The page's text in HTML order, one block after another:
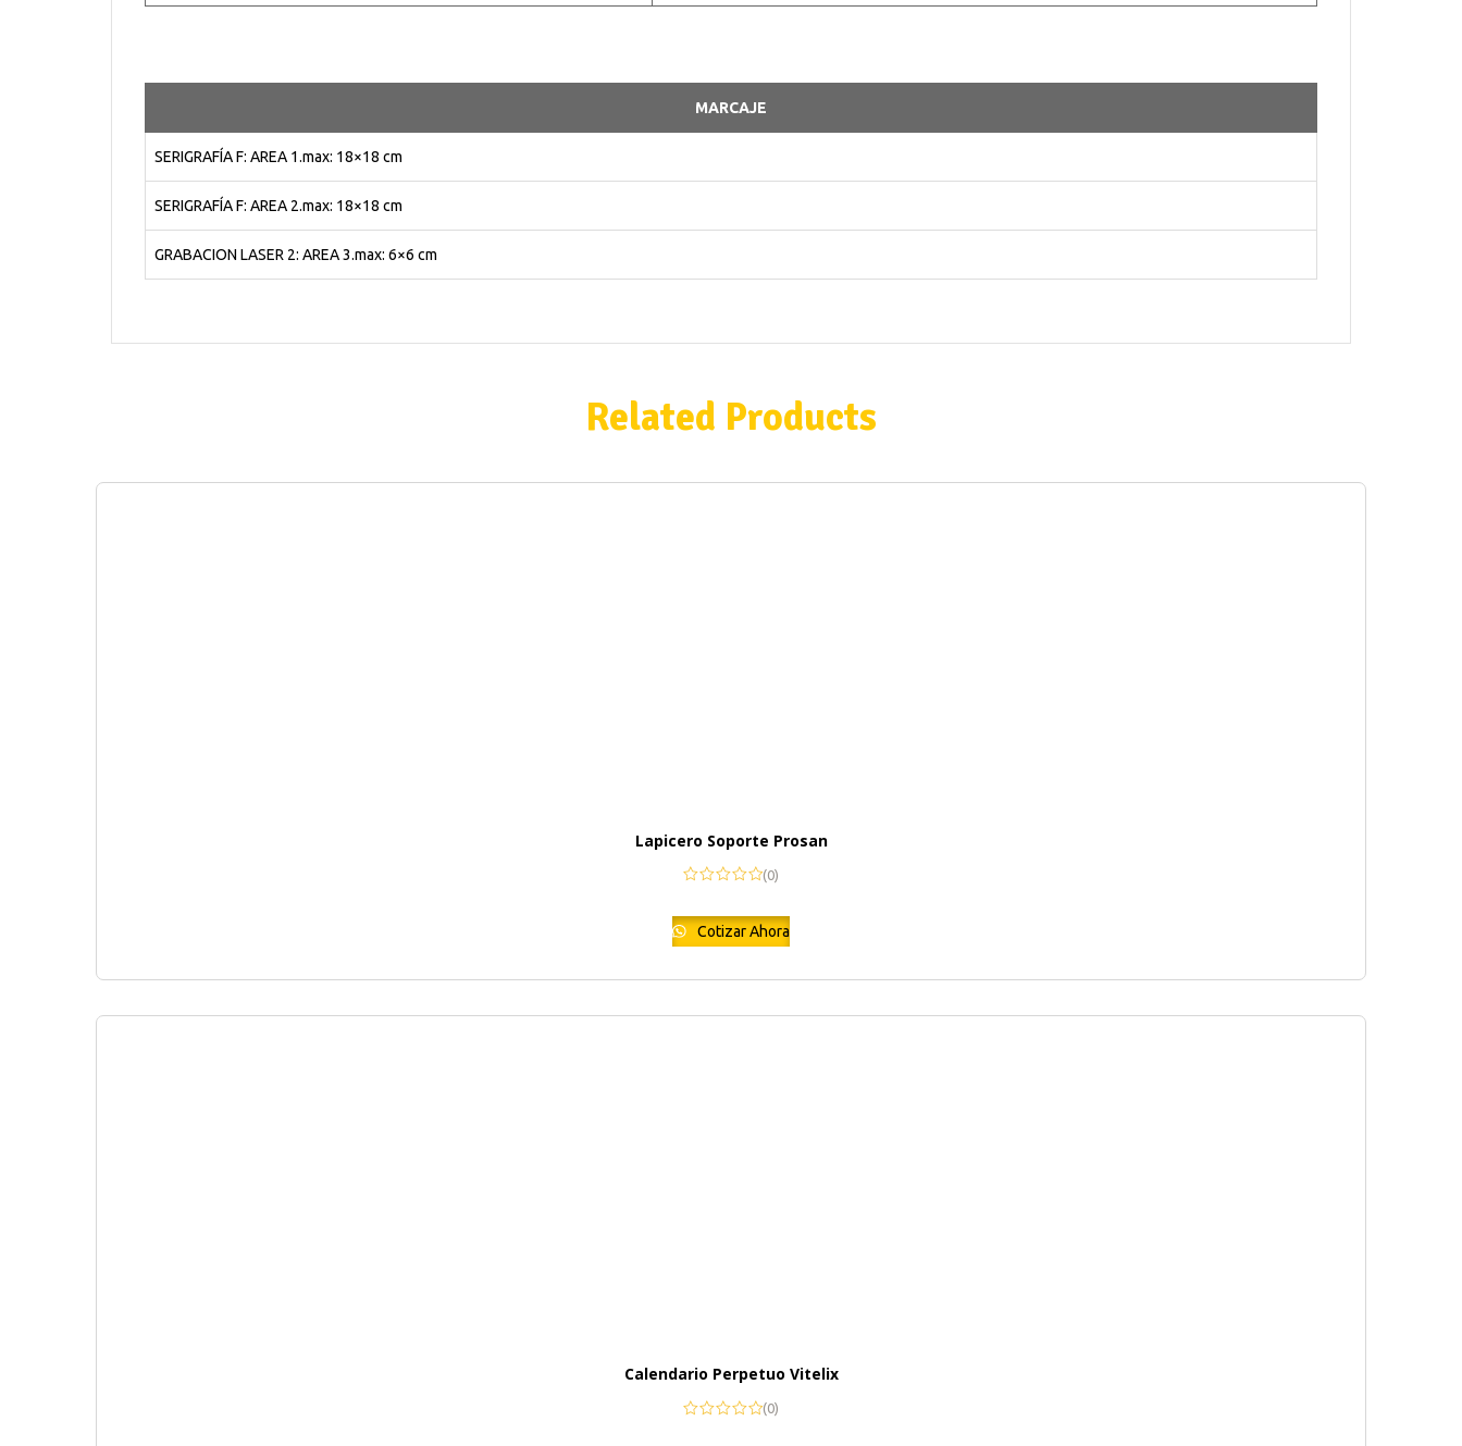
MARCAJE
SERIGRAFÍA F: AREA 1.max: 18×18 cm
SERIGRAFÍA F: AREA 2.max: 18×18 cm
GRABACION LASER 2: AREA 3.max: 6×6 cm
Related Products
Lapicero Soporte Prosan
(0)
Cotizar Ahora
Calendario Perpetuo Vitelix
(0)